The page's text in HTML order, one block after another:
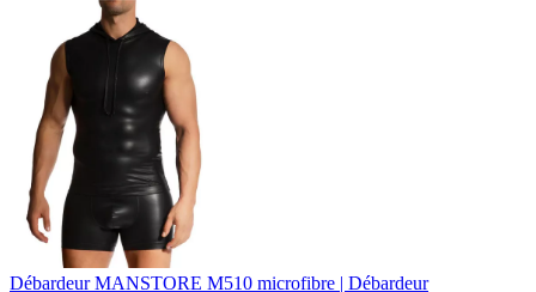
Débardeur MANSTORE M510 microfibre | Débardeur